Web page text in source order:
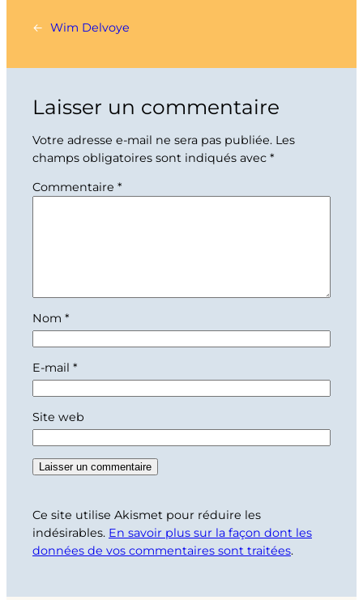
← Wim Delvoye
Laisser un commentaire
Votre adresse e-mail ne sera pas publiée. Les
champs obligatoires sont indiqués avec *
Commentaire *
Nom *
E-mail *
Site web
Ce site utilise Akismet pour réduire les
indésirables. En savoir plus sur la façon dont les
données de vos commentaires sont traitées.